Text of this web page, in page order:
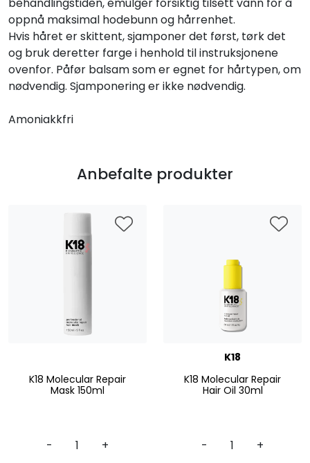
oppnå maksimal hodebunn og hårrenhet.
Hvis håret er skittent, sjamponer det først, tørk det
og bruk deretter farge i henhold til instruksjonene
ovenfor. Påfør balsam som er egnet for hårtypen, om
nødvendig. Sjamponering er ikke nødvendig.
Amoniakkfri
Anbefalte produkter
K18 Molecular Repair
Mask 150ml
- +
K18
K18 Molecular Repair
Hair Oil 30ml
- +